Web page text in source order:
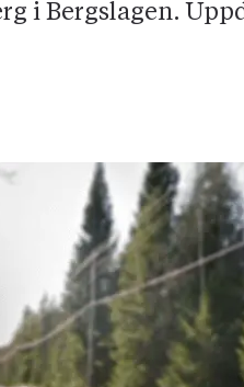
i Bergslagen.